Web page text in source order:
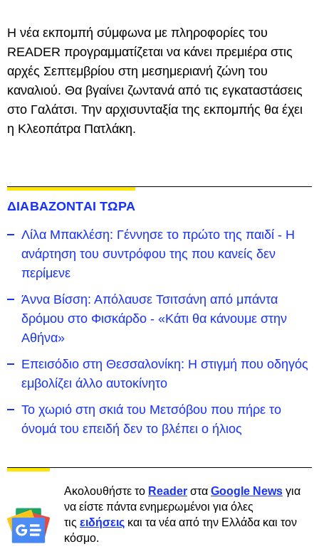
Η νέα εκπομπή σύμφωνα με πληροφορίες του
READER προγραμματίζεται να κάνει πρεμιέρα στις
αρχές Σεπτεμβρίου στη μεσημεριανή ζώνη του
καναλιού. Θα βγαίνει ζωντανά από τις εγκαταστάσεις
στο Γαλάτσι. Την αρχισυνταξία της εκπομπής θα έχει
η Κλεοπάτρα Πατλάκη.
ΔΙΑΒΑΖΟΝΤΑΙ ΤΩΡΑ
Λίλα Μπακλέση: Γέννησε το πρώτο της παιδί - Η
ανάρτηση του συντρόφου της που κανείς δεν
περίμενε
Άννα Βίσση: Απόλαυσε Τσιτσάνη από μπάντα
δρόμου στο Φισκάρδο - «Κάτι θα κάνουμε στην
Αθήνα»
Επεισόδιο στη Θεσσαλονίκη: Η στιγμή που οδηγός
εμβολίζει άλλο αυτοκίνητο
Το χωριό στη σκιά του Μετσόβου που πήρε το
όνομά του επειδή δεν το βλέπει ο ήλιος
Ακολουθήστε το Reader στα Google News για
να είστε πάντα ενημερωμένοι για όλες
τις ειδήσεις και τα νέα από την Ελλάδα και τον
κόσμο.